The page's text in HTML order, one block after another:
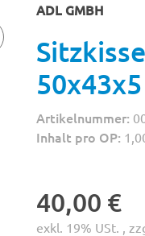
ADL GMBH
Artikelnummer:
Inhalt pro OP:
40,00 €
exkl. 19% USt. ,